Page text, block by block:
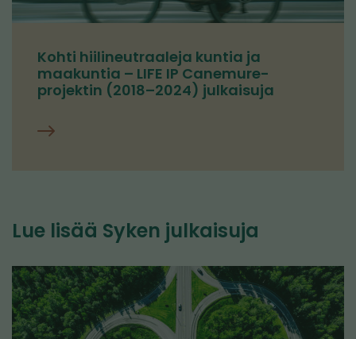
Kohti hiilineutraaleja kuntia ja
maakuntia – LIFE IP Canemure-
projektin (2018–2024) julkaisuja
Canemuren
Lue lisää Syken julkaisuja